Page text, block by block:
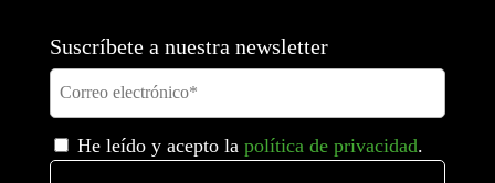
Suscríbete a nuestra newsletter
He leído y acepto la política de privacidad.